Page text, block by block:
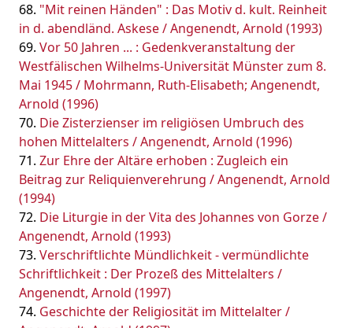
"Mit reinen Händen" : Das Motiv d. kult. Reinheit
in d. abendländ. Askese / Angenendt, Arnold (1993)
Vor 50 Jahren ... : Gedenkveranstaltung der
Westfälischen Wilhelms-Universität Münster zum 8.
Mai 1945 / Mohrmann, Ruth-Elisabeth; Angenendt,
Arnold (1996)
Die Zisterzienser im religiösen Umbruch des
hohen Mittelalters / Angenendt, Arnold (1996)
Zur Ehre der Altäre erhoben : Zugleich ein
Beitrag zur Reliquienverehrung / Angenendt, Arnold
(1994)
Die Liturgie in der Vita des Johannes von Gorze /
Angenendt, Arnold (1993)
Verschriftlichte Mündlichkeit - vermündlichte
Schriftlichkeit : Der Prozeß des Mittelalters /
Angenendt, Arnold (1997)
Geschichte der Religiosität im Mittelalter /